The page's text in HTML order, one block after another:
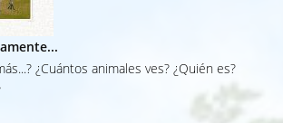
¿Cuántos animales ves? ¿Quién es?